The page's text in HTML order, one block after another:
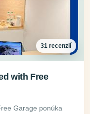
31 recenzií
with Free
Garage ponúka